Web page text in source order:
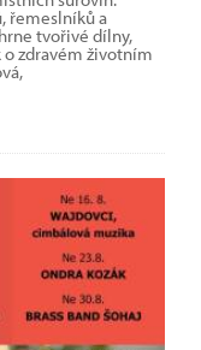
řemeslníků a
tvořivé dílny,
zdravém životním